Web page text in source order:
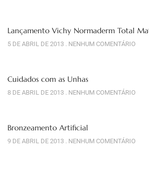
Lançamento Vichy Normaderm Total
5 DE ABRIL DE 2013 NENHUM COMENTÁRIO
Cuidados com as Unhas
8 DE ABRIL DE 2013 NENHUM COMENTÁRIO
Bronzeamento Artificial
9 DE ABRIL DE 2013 NENHUM COMENTÁRIO